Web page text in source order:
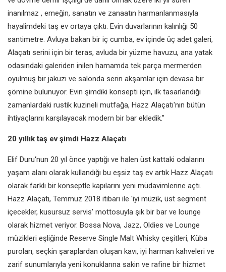
inanılmaz , emeğin, sanatın ve zanaatın harmanlanmasıyla
hayalimdeki taş ev ortaya çıktı. Evin duvarlarının kalınlığı 50
santimetre. Avluya bakan bir iç cumba, ev içinde üç adet galeri,
Alaçatı serini için bir teras, avluda bir yüzme havuzu, ana yatak
odasındaki galeriden inilen hamamda tek parça mermerden
oyulmuş bir jakuzi ve salonda serin akşamlar için devasa bir
şömine bulunuyor. Evin şimdiki konsepti için, ilk tasarlandığı
zamanlardaki rustik kuzineli mutfağa, Hazz Alaçatı'nın bütün
ihtiyaçlarını karşılayacak modern bir bar ekledik."
20 yıllık taş ev şimdi Hazz Alaçatı
Elif Duru‘nun 20 yıl önce yaptığı ve halen üst kattaki odalarını
yaşam alanı olarak kullandığı bu eşsiz taş ev artık Hazz Alaçatı
olarak farklı bir konseptle kapılarını yeni müdavimlerine açtı.
Hazz Alaçatı, Temmuz 2018 itibarı ile 'iyi müzik, üst segment
içecekler, kusursuz servis' mottosuyla şık bir bar ve lounge
olarak hizmet veriyor. Bossa Nova, Jazz, Oldies ve Lounge
müzikleri eşliğinde Reserve Single Malt Whisky çeşitleri, Küba
puroları, seçkin şaraplardan oluşan kavı, iyi harman kahveleri ve
zarif sunumlarıyla yeni konuklarına sakin ve rafine bir hizmet